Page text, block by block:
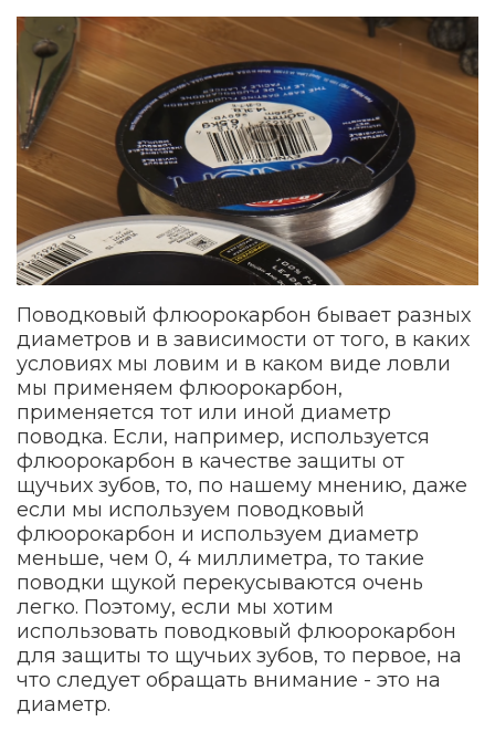
Поводковый флюорокарбон бывает разных
диаметров и в зависимости от того, в каких
условиях мы ловим и в каком виде ловли
мы применяем флюорокарбон,
применяется тот или иной диаметр
поводка. Если, например, используется
флюорокарбон в качестве защиты от
щучьих зубов, то, по нашему мнению, даже
если мы используем поводковый
флюорокарбон и используем диаметр
меньше, чем 0, 4 миллиметра, то такие
поводки щукой перекусываются очень
легко. Поэтому, если мы хотим
использовать поводковый флюорокарбон
для защиты то щучьих зубов, то первое, на
что следует обращать внимание - это на
диаметр.